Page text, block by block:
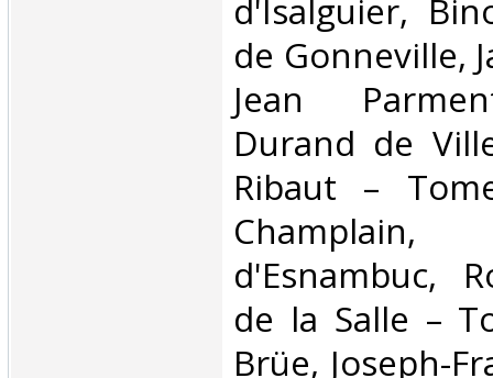
d'Isalguier,
de Gonneville,
Jean
Durand de
Ribaut –
d'Esnambuc,
de la Salle –
Brüe, Joseph-